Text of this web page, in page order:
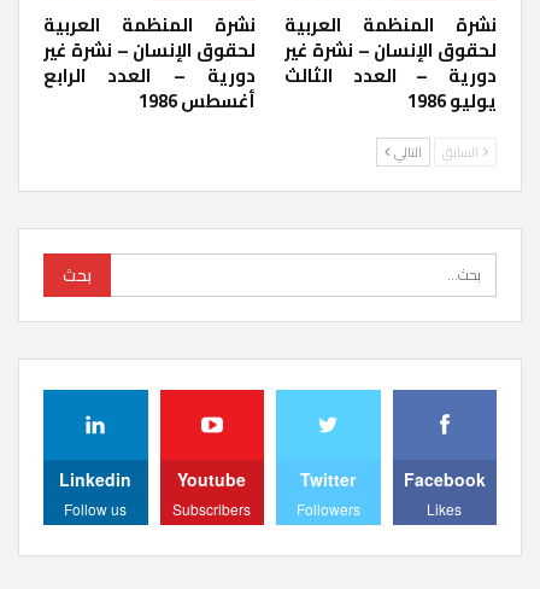
نشرة المنظمة العربية
لحقوق الإنسان – نشرة غير
دورية – العدد الثالث
يوليو 1986
نشرة المنظمة العربية
لحقوق الإنسان – نشرة غير
دورية – العدد الرابع
أغسطس 1986
السابق التالي
Facebook
Likes
Twitter
Followers
Youtube
Subscribers
Linkedin
Follow us